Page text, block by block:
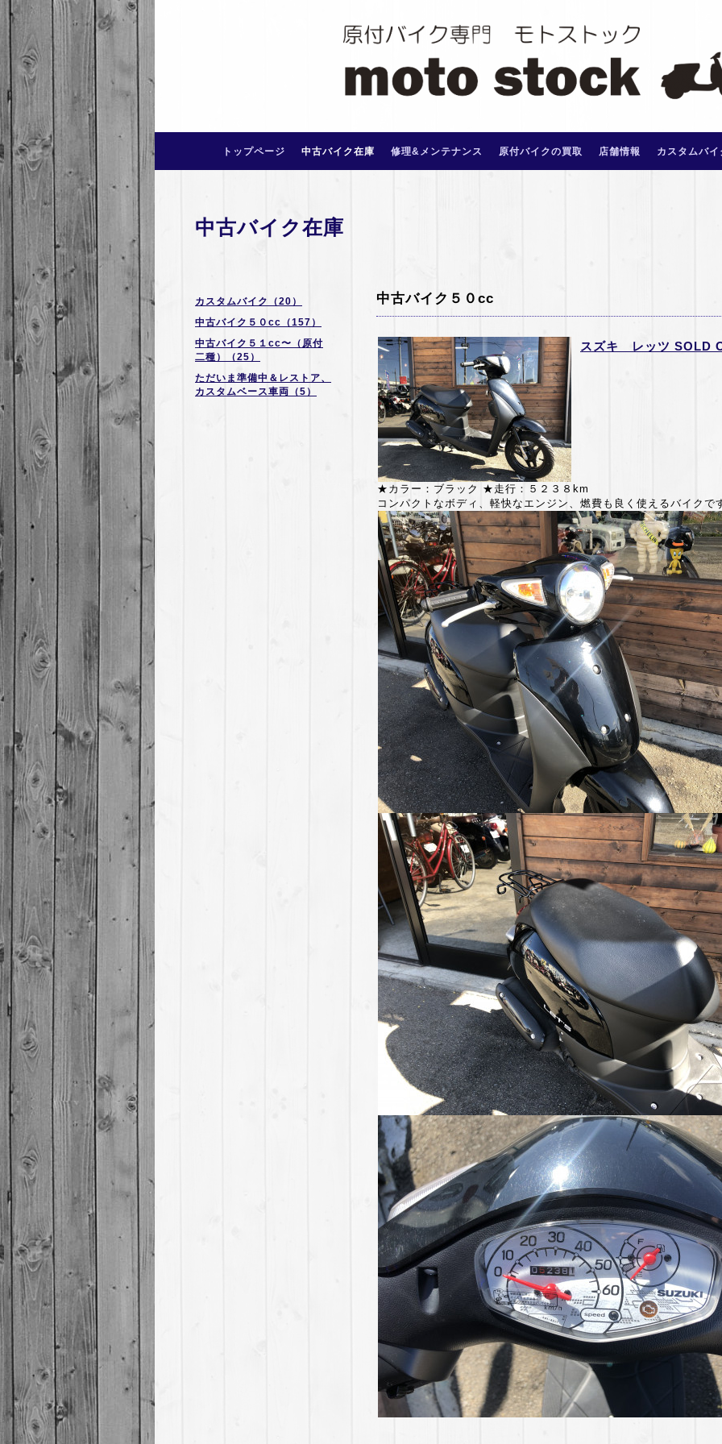
トップページ 中古バイク在庫 修理&メンテナンス 原付バイクの買取 店舗情報 カスタムバイ
カスタムバイク（20）
中古バイク５０cc（157）
中古バイク５１cc〜（原付
二種）（25）
ただいま準備中＆レストア、
カスタムベース車両（5）
中古バイク在庫
中古バイク５０cc
スズキ レッツ SOLD
★カラー：ブラック ★走行：５２３８ km
コンパクトなボディ、軽快なエンジン、燃費も良く使えるバイクで